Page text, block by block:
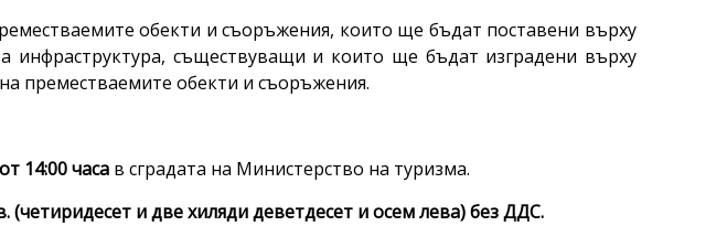
обекти и съоръжения, които ще бъдат поставени върху
инфраструктура, съществуващи и които ще бъдат изградени върху
преместваемите обекти и съоръжения.
14:00 часа в сградата на Министерство на туризма.
(четиридесет и две хиляди деветдесет и осем лева) без ДДС.